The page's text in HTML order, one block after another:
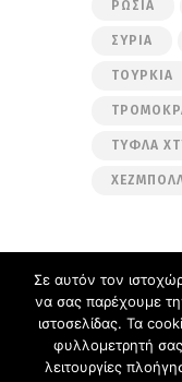
ΡΩΣΊΑ
ΣΥΡΊΑ
ΤΟΥΡΚΊΑ
ΤΥΦΛΆ
Ακολουθήστε μας
Facebook
Σε αυτόν τον
να σας παρέχουμε
ιστοσελίδας. Τα
φυλλομετρητή σας
λειτουργίες